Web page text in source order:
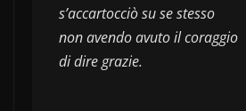
s’accartocciò su se stesso
non avendo avuto il coraggio
di dire grazie.